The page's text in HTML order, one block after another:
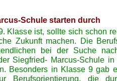
Schule starten durch
Klasse ist, sollte sich schon
Zukunft machen. Die
bei der Suche
Siegfried- Marcus-Schule in
Besonders in Klasse 9 gab
Berufsorientierung, die